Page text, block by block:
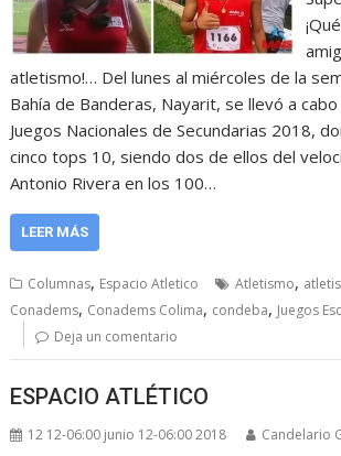
atletismo!… Del lunes al miércoles de la
Bahía de Banderas, Nayarit, se llevó a
Juegos Nacionales de Secundarias 2018,
cinco tops 10, siendo dos de ellos del
Antonio Rivera en los 100…
LEER MÁS
Columnas, Espacio Atletico Atletismo,
Conadems, Conadems Colima, condeba, Juegos
Deja un comentario
ESPACIO ATLÉTICO
12 12-06:00 junio 12-06:00 2018 Candelario